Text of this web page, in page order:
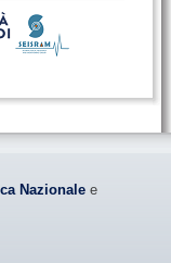
Nazionale e